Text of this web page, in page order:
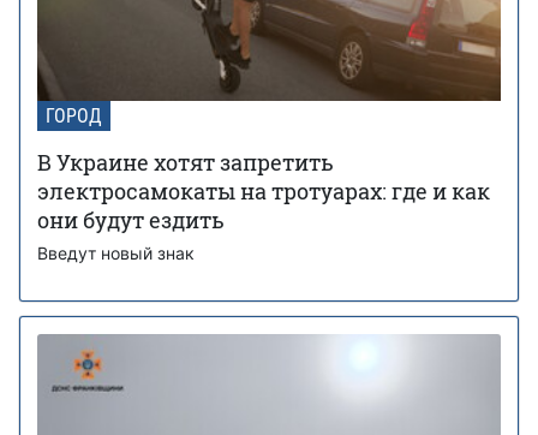
ГОРОД
В Украине хотят запретить
электросамокаты на тротуарах: где и как
они будут ездить
Введут новый знак